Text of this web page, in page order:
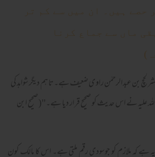
حصے ہیں۔ ان میں سے کم تر
ماں سے جماع کرنا
لحچ بن عبدالرحمٰن راوی ضعیف ہے۔تاہم دیگر شواہد کی
علیہ نے اس حدیث کو صحیح قرار دیا ہے۔''(صحیح ابن
کہ ملازم کو جوسودی رقم ملتی ہے۔ اس کا مالک کون